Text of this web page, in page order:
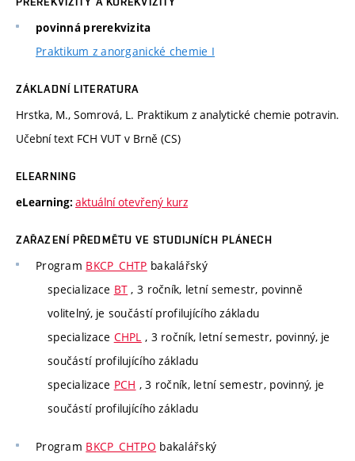
povinná prerekvizita
Praktikum z anorganické chemie I
ZÁKLADNÍ LITERATURA
Hrstka, M., Somrová, L. Praktikum z analytické chemie potravin.
Učební text FCH VUT v Brně (CS)
ELEARNING
eLearning: aktuální otevřený kurz
ZAŘAZENÍ PŘEDMĚTU VE STUDIJNÍCH PLÁNECH
Program BKCP_CHTP bakalářský
specializace BT , 3 ročník, letní semestr, povinně
volitelný, je součástí profilujícího základu
specializace CHPL , 3 ročník, letní semestr, povinný, je
součástí profilujícího základu
specializace PCH , 3 ročník, letní semestr, povinný, je
součástí profilujícího základu
Program BKCP_CHTPO bakalářský